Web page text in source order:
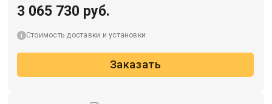
3 065 730 руб.
Стоимость доставки и установки
Заказать